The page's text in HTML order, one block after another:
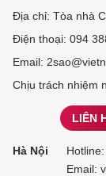
Địa chỉ: Tòa nhà
Điện thoại: 094
Email:
Chịu trách nhiệm
LIÊN
Hà Nội Hotline:
Email: